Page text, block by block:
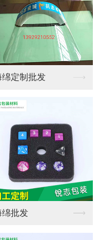
面胶制作
面胶销售制作